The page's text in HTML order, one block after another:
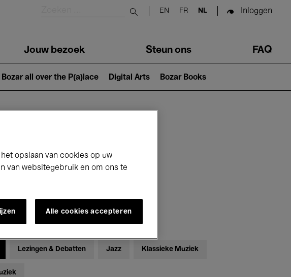
Submit search
EN FR NL Inloggen
Jouw bezoek Steun ons FAQ
Bozar all over the P(a)lace Digital Arts Bozar Books
Lezingen & Debatten Jazz Klassieke Muziek
opslaan van cookies op uw
van websitegebruik en om ons te
Alle cookies accepteren